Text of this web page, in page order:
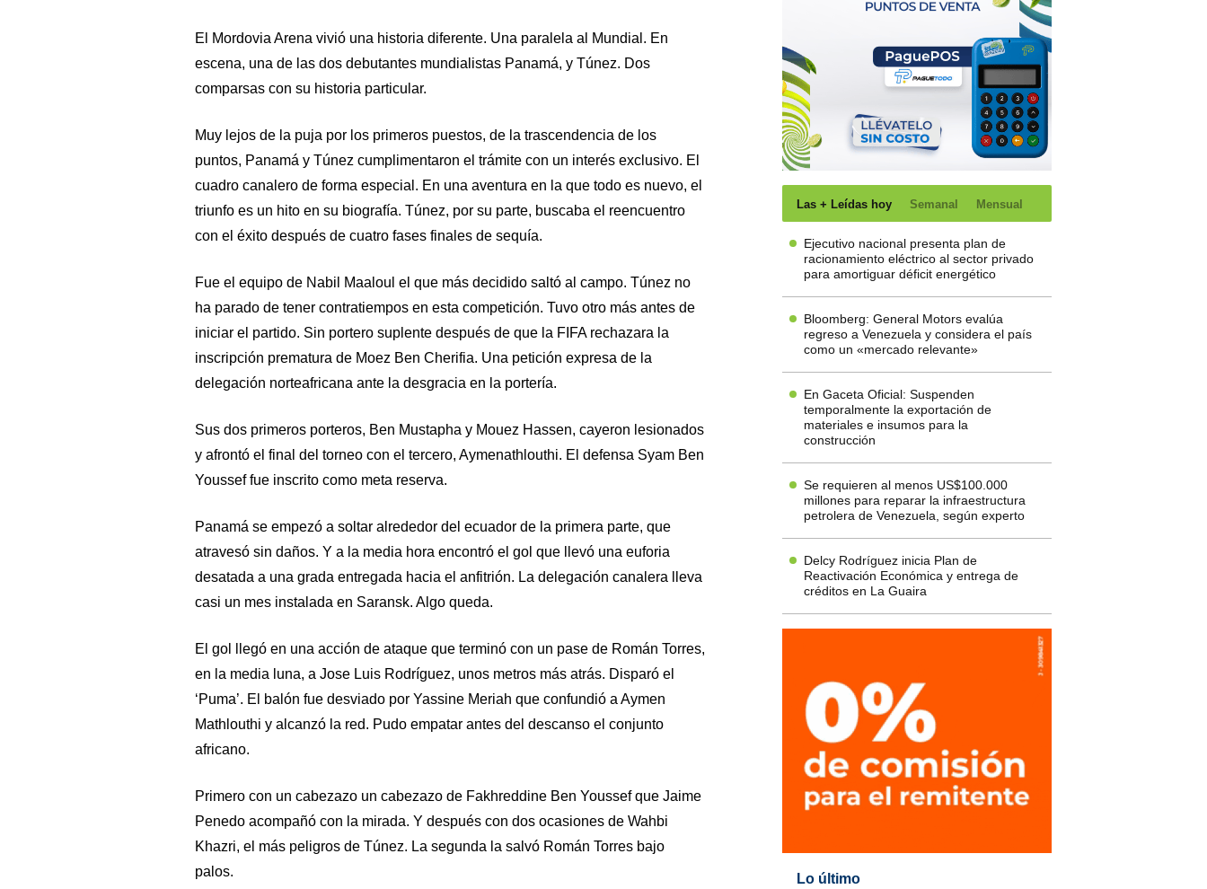
El Mordovia Arena vivió una historia diferente. Una paralela al Mundial. En
escena, una de las dos debutantes mundialistas Panamá, y Túnez. Dos
comparsas con su historia particular.
Muy lejos de la puja por los primeros puestos, de la trascendencia de los
puntos, Panamá y Túnez cumplimentaron el trámite con un interés exclusivo. El
cuadro canalero de forma especial. En una aventura en la que todo es nuevo, el
triunfo es un hito en su biografía. Túnez, por su parte, buscaba el reencuentro
con el éxito después de cuatro fases finales de sequía.
Fue el equipo de Nabil Maaloul el que más decidido saltó al campo. Túnez no
ha parado de tener contratiempos en esta competición. Tuvo otro más antes de
iniciar el partido. Sin portero suplente después de que la FIFA rechazara la
inscripción prematura de Moez Ben Cherifia. Una petición expresa de la
delegación norteafricana ante la desgracia en la portería.
Sus dos primeros porteros, Ben Mustapha y Mouez Hassen, cayeron lesionados
y afrontó el final del torneo con el tercero, Aymenathlouthi. El defensa Syam Ben
Youssef fue inscrito como meta reserva.
Panamá se empezó a soltar alrededor del ecuador de la primera parte, que
atravesó sin daños. Y a la media hora encontró el gol que llevó una euforia
desatada a una grada entregada hacia el anfitrión. La delegación canalera lleva
casi un mes instalada en Saransk. Algo queda.
El gol llegó en una acción de ataque que terminó con un pase de Román Torres,
en la media luna, a Jose Luis Rodríguez, unos metros más atrás. Disparó el
‘Puma’. El balón fue desviado por Yassine Meriah que confundió a Aymen
Mathlouthi y alcanzó la red. Pudo empatar antes del descanso el conjunto
africano.
Primero con un cabezazo un cabezazo de Fakhreddine Ben Youssef que Jaime
Penedo acompañó con la mirada. Y después con dos ocasiones de Wahbi
Khazri, el más peligros de Túnez. La segunda la salvó Román Torres bajo
palos.
Las + Leídas hoy Semanal Mensual
Ejecutivo nacional presenta plan de
racionamiento eléctrico al sector privado
para amortiguar déficit energético
Bloomberg: General Motors evalúa
regreso a Venezuela y considera el país
como un «mercado relevante»
En Gaceta Oficial: Suspenden
temporalmente la exportación de
materiales e insumos para la
construcción
Se requieren al menos US$100.000
millones para reparar la infraestructura
petrolera de Venezuela, según experto
Delcy Rodríguez inicia Plan de
Reactivación Económica y entrega de
créditos en La Guaira
Lo último